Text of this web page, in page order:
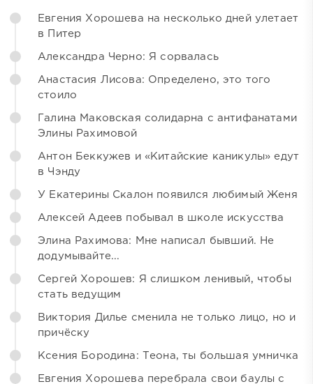
Евгения Хорошева на несколько дней улетает
в Питер
Александра Черно: Я сорвалась
Анастасия Лисова: Определено, это того
стоило
Галина Маковская солидарна с антифанатами
Элины Рахимовой
Антон Беккужев и «Китайские каникулы» едут
в Чэнду
У Екатерины Скалон появился любимый Женя
Алексей Адеев побывал в школе искусства
Элина Рахимова: Мне написал бывший. Не
додумывайте...
Сергей Хорошев: Я слишком ленивый, чтобы
стать ведущим
Виктория Дилье сменила не только лицо, но и
причёску
Ксения Бородина: Теона, ты большая умничка
Евгения Хорошева перебрала свои баулы с